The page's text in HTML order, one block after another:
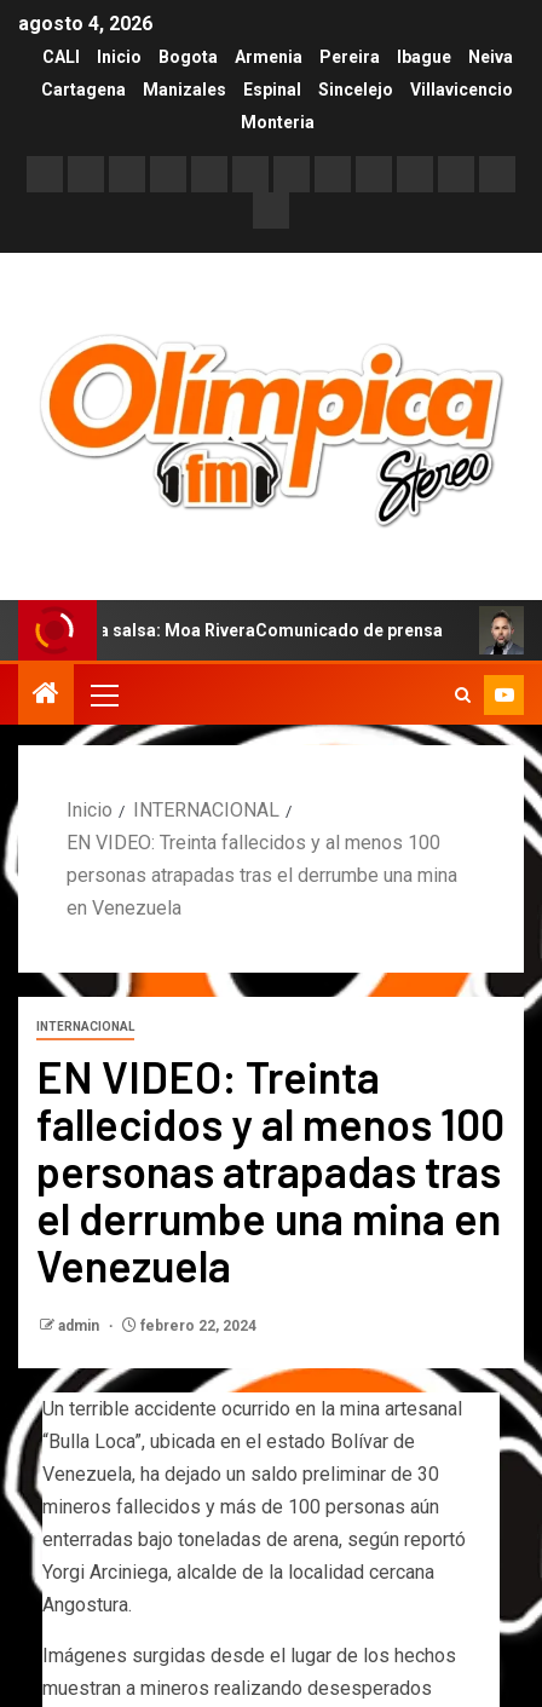
agosto 4, 2026
CALI Inicio Bogota Armenia Pereira Ibague
Neiva
Cartagena
Manizales Espinal Sincelejo
Villavicencio
Monteria
salsa: Moa RiveraComunicado de prensa MARCOS
Inicio
INTERNACIONAL
EN VIDEO: Treinta fallecidos y al menos 100
personas atrapadas tras el derrumbe una mina
en Venezuela
INTERNACIONAL
EN VIDEO: Treinta
fallecidos y al menos 100
personas atrapadas tras
el derrumbe una mina en
Venezuela
admin febrero 22, 2024
Un terrible accidente ocurrido en la mina artesanal
“Bulla Loca”, ubicada en el estado Bolívar de
Venezuela, ha dejado un saldo preliminar de 30
mineros fallecidos y más de 100 personas aún
enterradas bajo toneladas de arena, según reportó
Yorgi Arciniega, alcalde de la localidad cercana
Angostura.
Imágenes surgidas desde el lugar de los hechos
muestran a mineros realizando desesperados